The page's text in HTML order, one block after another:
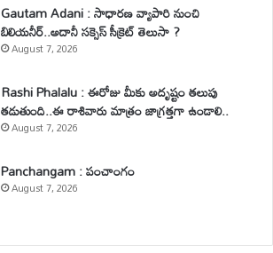
Gautam Adani : సాధారణ వ్యాపారి నుంచి
బిలియనీర్..అదానీ సక్సెస్ సీక్రెట్ తెలుసా ?
August 7, 2026
Rashi Phalalu : ఈరోజు మీకు అదృష్టం తలుపు
తడుతుంది..ఈ రాశివారు మాత్రం జాగ్రత్తగా ఉండాలి..
August 7, 2026
Panchangam : పంచాంగం
August 7, 2026